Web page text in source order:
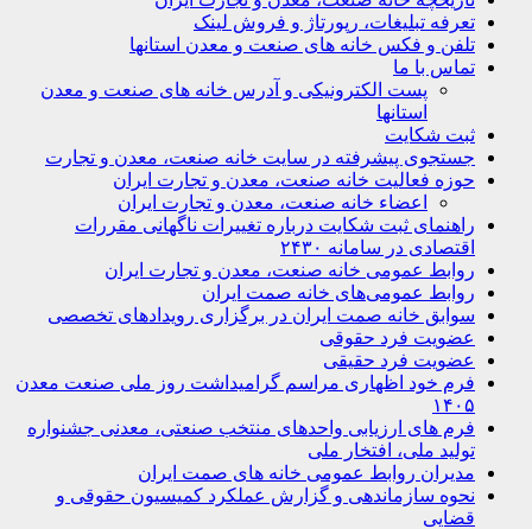
تعرفه تبلیغات، رپورتاژ و فروش لینک
تلفن و فکس خانه های صنعت و معدن استانها
تماس با ما
پست الکترونیکی و آدرس خانه های صنعت و معدن
استانها
ثبت شکایت
جستجوی پیشرفته در سایت خانه صنعت، معدن و تجارت
حوزه فعالیت خانه صنعت، معدن و تجارت ایران
اعضاء خانه صنعت، معدن و تجارت ایران
راهنمای ثبت شکایت درباره تغییرات ناگهانی مقررات
اقتصادی در سامانه ۲۴۳۰
روابط عمومی خانه صنعت، معدن و تجارت ایران
روابط عمومی‌های خانه صمت ایران
سوابق خانه صمت ایران در برگزاری رویدادهای تخصصی
عضویت فرد حقوقی
عضویت فرد حقیقی
فرم خود اظهاری مراسم گرامیداشت روز ملی صنعت معدن
۱۴۰۵
فرم های ارزیابی واحدهای منتخب صنعتی، معدنی جشنواره
تولید ملی، افتخار ملی
مدیران روابط عمومی خانه های صمت ایران
نحوه سازماندهی و گزارش عملکرد کمیسیون حقوقی و
قضایی